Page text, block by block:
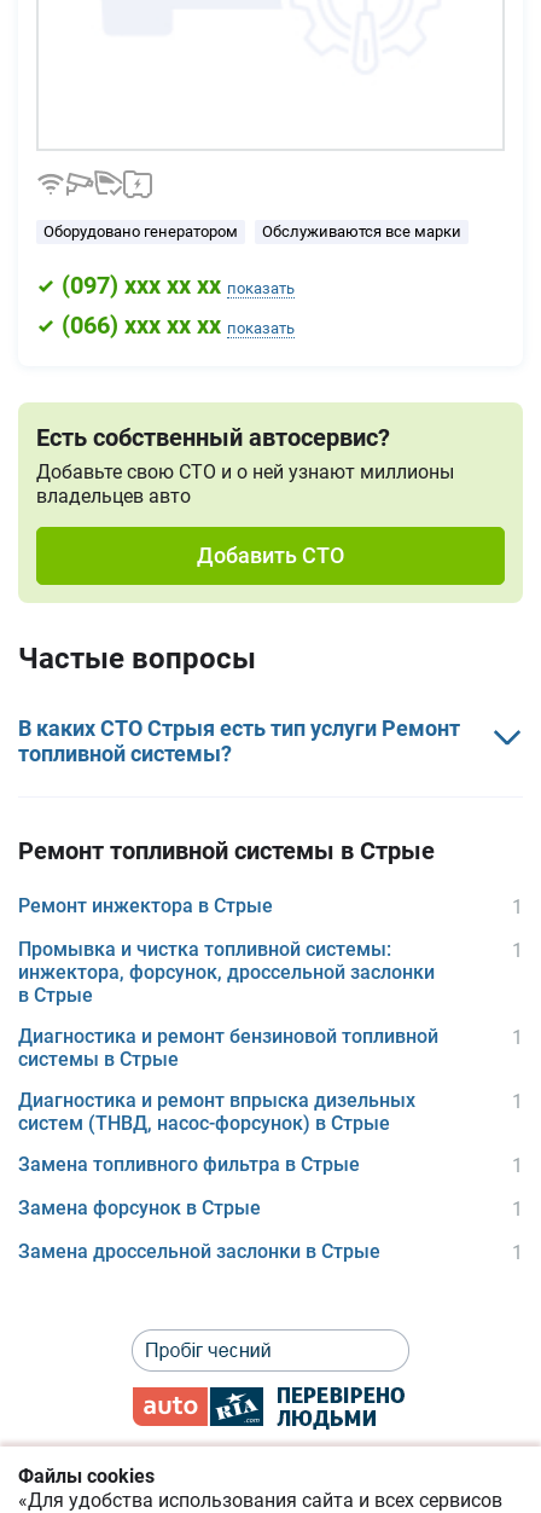
Оборудовано генератором Обслуживаются все марки
(097) xxx xx xx показать
(066) xxx xx xx показать
Есть собственный автосервис?
Добавьте свою СТО и о ней узнают миллионы
владельцев авто
Добавить СТО
Частые вопросы
В каких СТО Стрыя есть тип услуги Ремонт
топливной системы?
Ремонт топливной системы в Стрые
Ремонт инжектора в Стрые
1
Промывка и чистка топливной системы:
инжектора, форсунок, дроссельной заслонки
в Стрые
1
Диагностика и ремонт бензиновой топливной
системы в Стрые
1
Диагностика и ремонт впрыска дизельных
систем (ТНВД, насос-форсунок) в Стрые
1
Замена топливного фильтра в Стрые
1
Замена форсунок в Стрые
1
Замена дроссельной заслонки в Стрые
1
Файлы cookies
«Для удобства использования сайта и всех сервисов